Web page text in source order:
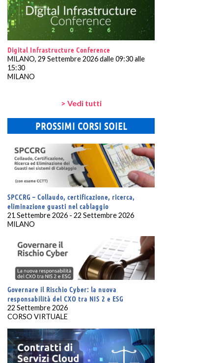
Digital Infrastructure Conference
MILANO, 29 Settembre 2026 dalle 09:30 alle
15:30
MILANO
> Vedi tutti
PROSSIMI CORSI SOIEL
SPCCRG – Collaudo, certificazione, ricerca,
eliminazione guasti nel cablaggio
21 Settembre 2026 - 22 Settembre 2026
MILANO
Governare il Rischio Cyber: la nuova
responsabilità del CXO tra NIS 2 e ESG
22 Settembre 2026
CORSO VIRTUALE